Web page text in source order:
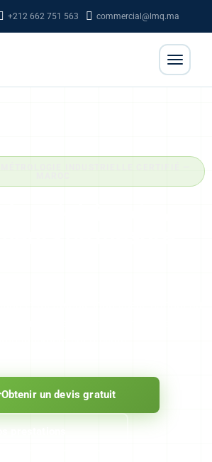
+212 662 751 563 commercial@lmq.ma
Obtenir un devis gratuit